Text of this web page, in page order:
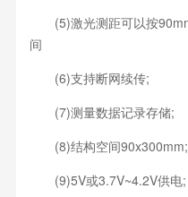
(5)激光测距可以按
间
(6)支持断网续传;
(7)测量数据记录存储;
(8)结构空间90x300mm;
(9)5V或3.7V~4.2V供电;